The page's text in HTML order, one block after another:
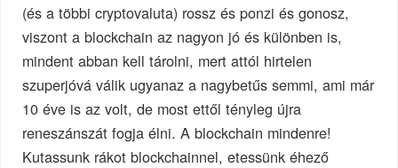
(és a többi cryptovaluta) rossz és ponzi és gonosz,
viszont a blockchain az nagyon jó és különben is,
mindent abban kell tárolni, mert attól hirtelen
szuperjóvá válik ugyanaz a nagybetűs semmi, ami már
10 éve is az volt, de most ettől tényleg újra
reneszánszát fogja élni. A blockchain mindenre!
Kutassunk rákot blockchainnel, etessünk éhező